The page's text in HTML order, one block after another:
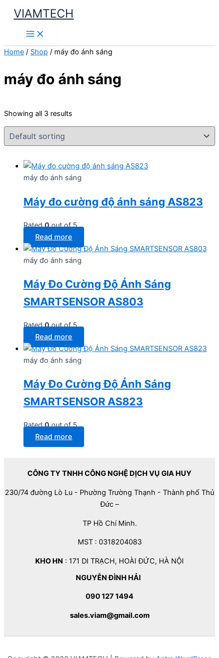
Skip
content
VIAMTECH
Main
Menu
Home / Shop / máy đo ánh sáng
máy đo ánh sáng
Showing all 3 results
máy đo ánh sáng
Máy đo cường độ ánh sáng AS823
Rated0out of 5
Read more
máy đo ánh sáng
Máy Đo Cường Độ Ánh Sáng
SMARTSENSOR AS803
Rated0out of 5
Read more
máy đo ánh sáng
Máy Đo Cường Độ Ánh Sáng
SMARTSENSOR AS823
Rated0out of 5
Read more
CÔNG TY TNHH CÔNG NGHỆ DỊCH VỤ GIA HUY
230/74 đường Lò Lu - Phường Trường Thạnh - Thành phố Thủ
Đức –
TP Hồ Chí Minh.
MST : 0318204083
KHO HN : 171 DI TRẠCH, HOÀI ĐỨC, HÀ NỘI
NGUYỄN ĐÌNH HẢI
090 127 1494
sales.viam@gmail.com